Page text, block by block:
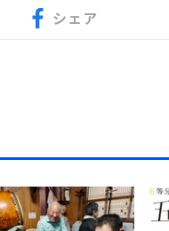
シェア